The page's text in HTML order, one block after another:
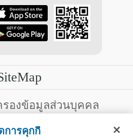
องข้อมูลส่วนบุคคล
ก แขวงดินแดง เขตดินแดง
การคุกกี้